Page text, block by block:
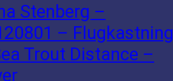
Stenberg –
– Flugkastning
Trout Distance –